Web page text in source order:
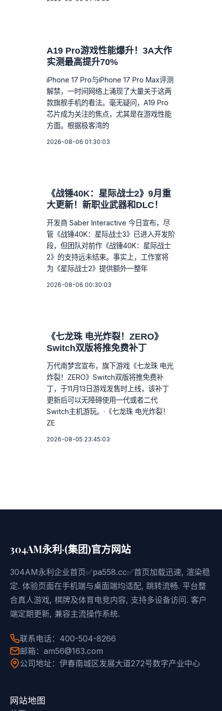
A19 Pro游戏性能爆升！3A大作
实测最高提升70%
iPhone 17 Pro与iPhone 17 Pro Max评测
解禁，一时间网络上涌现了大量关于这两
款旗舰手机的看法。毫无疑问，A19 Pro
芯片成为关注的焦点，尤其是在游戏性能
方面。根据极客湾的
2026-08-06 01:30:03
《战锤40K：星际战士2》9月重
大更新！新职业武器和DLC！
开发商 Saber Interactive 今日宣布，尽
管《战锤40K：星际战士3》已进入开发阶
段，但团队对前作《战锤40K：星际战士
2》的支持远未结束。事实上，工作室将
为《星际战士2》提供额外一整年
2026-08-06 00:30:03
《七龙珠 电光炸裂！ZERO》
Switch双版将推免费补丁
万代南梦宫宣布，旗下游戏《七龙珠 电光
炸裂！ZERO》Switch双版将推免费补
丁，于11月13日游戏发售时上线，该补丁
更新后可以无障碍使用一代或者二代
Switch主机游玩。·《七龙珠 电光炸裂！
ZE
2026-08-05 23:45:03
304AM永利·(集团)官方网站
304AM永利企业首页✅pa558.cc✅首页加载迅速, 渲染稳
定. 体验页面在手机端与桌面端均适配, 跳转流畅. 平台整
合真人游戏, 棋牌及体育电竞内容, 支持多设备访问. 客户
端定期更新, 兼容主流操作系统.
联系电话：400-504-8266
邮箱：am56@163.com
公司地址：伊春南城区发展大道272号数字产业中心
网站地图